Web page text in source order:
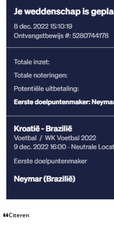
Citeren